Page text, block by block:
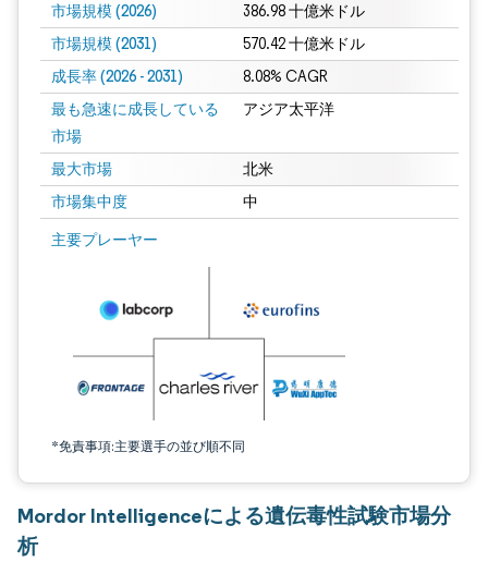
市場規模 (2026) 386.98 十億米ドル
市場規模 (2031) 570.42 十億米ドル
成長率 (2026 - 2031) 8.08% CAGR
最も急速に成長している
市場
アジア太平洋
最大市場 北米
市場集中度 中
主要プレーヤー
*免責事項:主要選手の並び順不同
画像 © Mordor Intelligence。再利用にはCC BY 4.0の表示が必要です。
Mordor Intelligenceによる遺伝毒性試験市場分
析